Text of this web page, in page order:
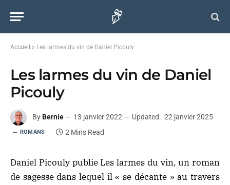
Accueil » Les larmes du vin de Daniel Picouly
Les larmes du vin de Daniel
Picouly
By Bernie 13 janvier 2022 Updated: 22 janvier 2025
ROMANS 2 Mins Read
Daniel Picouly publie Les larmes du vin, un roman
de sagesse dans lequel il « se décante » au travers